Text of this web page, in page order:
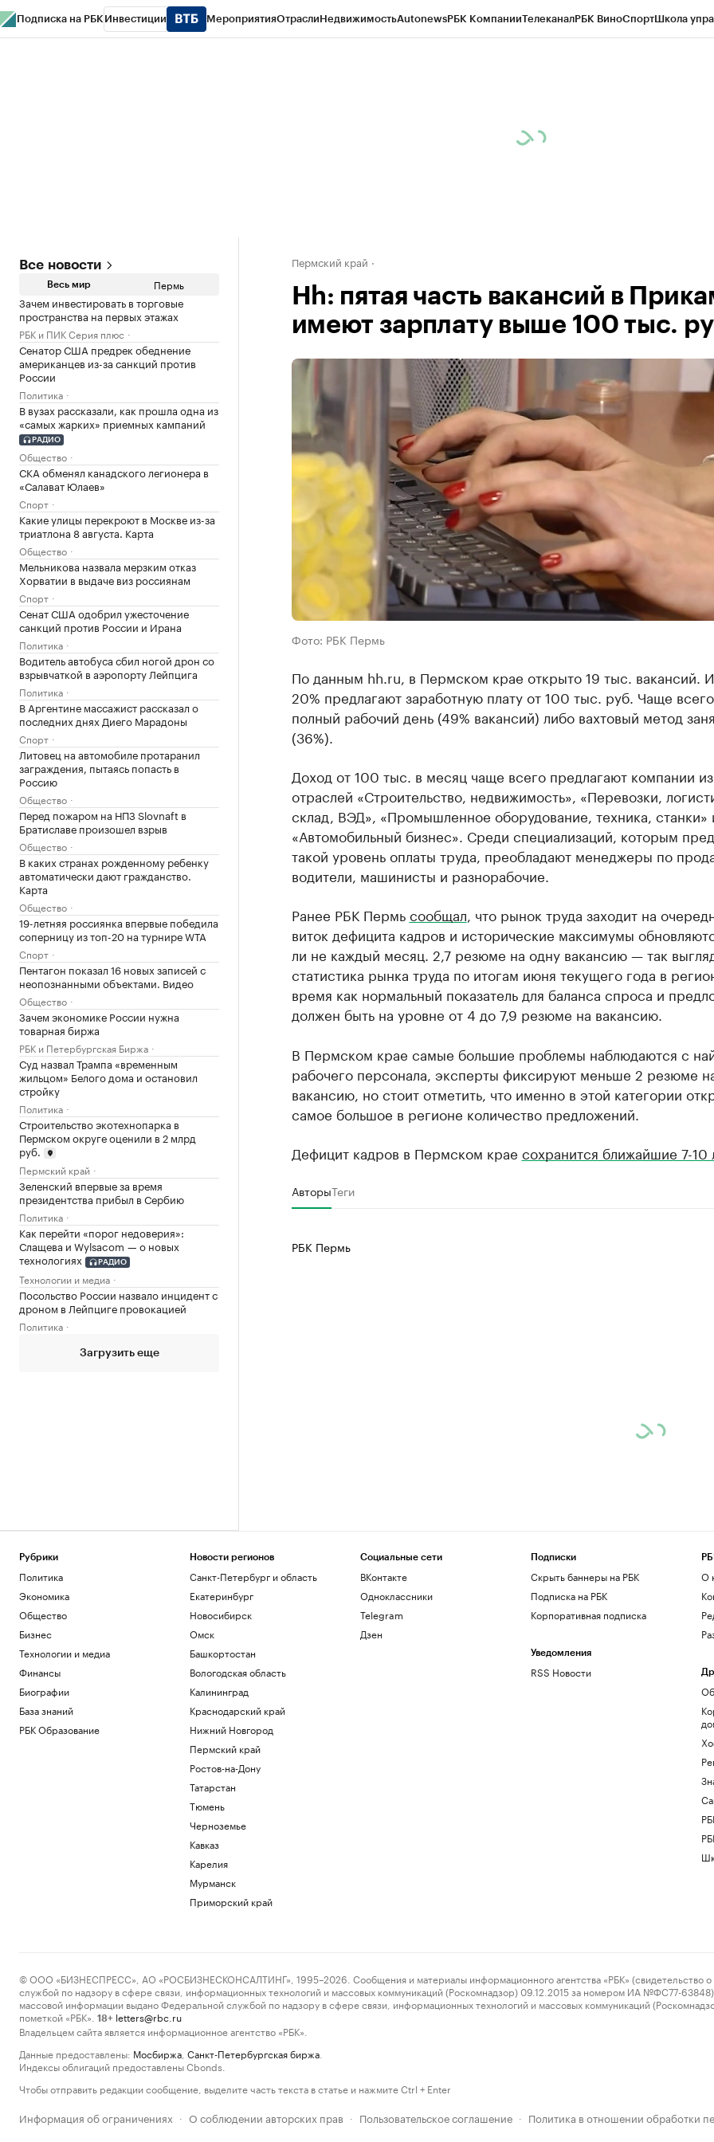
Подписка на РБК Инвестиции МероприятияОтраслиНедвижимостьAutonewsРБК КомпанииТелеканалРБК ВиноСпортШкола
Все новости
Весь мир Пермь
Зачем инвестировать в торговые
пространства на первых этажах
РБК и ПИК Серия плюс
Сенатор США предрек обеднение
американцев из-за санкций против
России
Политика
В вузах рассказали, как прошла одна из
«самых жарких» приемных кампаний
РАДИО
Общество
СКА обменял канадского легионера в
«Салават Юлаев»
Спорт
Какие улицы перекроют в Москве из-за
триатлона 8 августа. Карта
Общество
Мельникова назвала мерзким отказ
Хорватии в выдаче виз россиянам
Спорт
Сенат США одобрил ужесточение
санкций против России и Ирана
Политика
Водитель автобуса сбил ногой дрон со
взрывчаткой в аэропорту Лейпцига
Политика
В Аргентине массажист рассказал о
последних днях Диего Марадоны
Спорт
Литовец на автомобиле протаранил
заграждения, пытаясь попасть в
Россию
Общество
Перед пожаром на НПЗ Slovnaft в
Братиславе произошел взрыв
Общество
В каких странах рожденному ребенку
автоматически дают гражданство.
Карта
Общество
19-летняя россиянка впервые победила
соперницу из топ-20 на турнире WTA
Спорт
Пентагон показал 16 новых записей с
неопознанными объектами. Видео
Общество
Зачем экономике России нужна
товарная биржа
РБК и Петербургская Биржа
Суд назвал Трампа «временным
жильцом» Белого дома и остановил
стройку
Политика
Строительство экотехнопарка в
Пермском округе оценили в 2 млрд
руб.
Пермский край
Зеленский впервые за время
президентства прибыл в Сербию
Политика
Как перейти «порог недоверия»:
Слащева и Wylsacom — о новых
технологиях
РАДИО
Технологии и медиа
Посольство России назвало инцидент с
дроном в Лейпциге провокацией
Политика
Загрузить еще
Пермский край
Hh: пятая часть вакансий в
имеют зарплату выше 100 тыс.
Фото: РБК Пермь
По данным hh.ru, в Пермском крае открыто 19 тыс. вакансий.
20% предлагают заработную плату от 100 тыс. руб. Чаще
полный рабочий день (49% вакансий) либо вахтовый метод
(36%).
Доход от 100 тыс. в месяц чаще всего предлагают компании из
отраслей «Строительство, недвижимость», «Перевозки,
склад, ВЭД», «Промышленное оборудование, техника, станки»
«Автомобильный бизнес». Среди специализаций, которым
такой уровень оплаты труда, преобладают менеджеры по
водители, машинисты и разнорабочие.
Ранее РБК Пермьсообщал , что рынок труда заходит на
виток дефицита кадров и исторические максимумы
ли не каждый месяц. 2,7 резюме на одну вакансию — так
статистика рынка труда по итогам июня текущего года в
время как нормальный показатель для баланса спроса и
должен быть на уровне от 4 до 7,9 резюме на вакансию.
В Пермском крае самые большие проблемы наблюдаются с
рабочего персонала, эксперты фиксируют меньше 2 резюме
вакансию, но стоит отметить, что именно в этой категории
самое большое в регионе количество предложений.
Дефицит кадров в Пермском крае сохранится ближайшие 7-10
АвторыТеги
РБК Пермь
Рубрики
Политика
Экономика
Общество
Бизнес
Технологии и медиа
Финансы
Биографии
База знаний
РБК Образование
Новости регионов
Санкт-Петербург и область
Екатеринбург
Новосибирск
Омск
Башкортостан
Вологодская область
Калининград
Краснодарский край
Нижний Новгород
Пермский край
Ростов-на-Дону
Татарстан
Тюмень
Черноземье
Кавказ
Карелия
Мурманск
Приморский край
Социальные сети
ВКонтакте
Одноклассники
Telegram
Дзен
Подписки
Скрыть баннеры на РБК
Подписка на РБК
Корпоративная подписка
Уведомления
RSS Новости
О
© ООО «БИЗНЕСПРЕСС», АО «РОСБИЗНЕСКОНСАЛТИНГ», 1995–2026. Сообщения и материалы информационного агентства «РБК» (свидетельство о
службой по надзору в сфере связи, информационных технологий и массовых коммуникаций (Роскомнадзор) 09.12.2015 за номером ИА №ФС77-63848)
массовой информации выдано Федеральной службой по надзору в сфере связи, информационных технологий и массовых коммуникаций
пометкой «РБК».
18+ letters@rbc.ru
Владельцем сайта является информационное агентство «РБК».
Данные предоставлены: Мосбиржа Санкт-Петербургская биржа
Индексы облигаций предоставлены Cbonds.
Чтобы отправить редакции сообщение, выделите часть текста в статье и нажмите Ctrl + Enter
Информация об ограничениях · О соблюдении авторских прав · Пользовательское соглашение · Политика в отношении обработки